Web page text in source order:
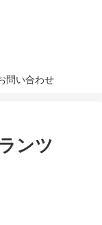
問い合わせ
ンツ